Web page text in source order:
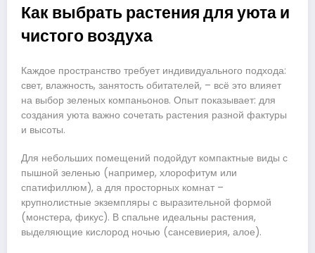
Как выбрать растения для уюта и
чистого воздуха
Каждое пространство требует индивидуального подхода:
свет, влажность, занятость обитателей, – всё это влияет
на выбор зеленых компаньонов. Опыт показывает: для
создания уюта важно сочетать растения разной фактуры
и высоты.
Для небольших помещений подойдут компактные виды с
пышной зеленью (например, хлорофитум или
спатифиллюм), а для просторных комнат –
крупнолистные экземпляры с выразительной формой
(монстера, фикус). В спальне идеальны растения,
выделяющие кислород ночью (сансевиерия, алое).